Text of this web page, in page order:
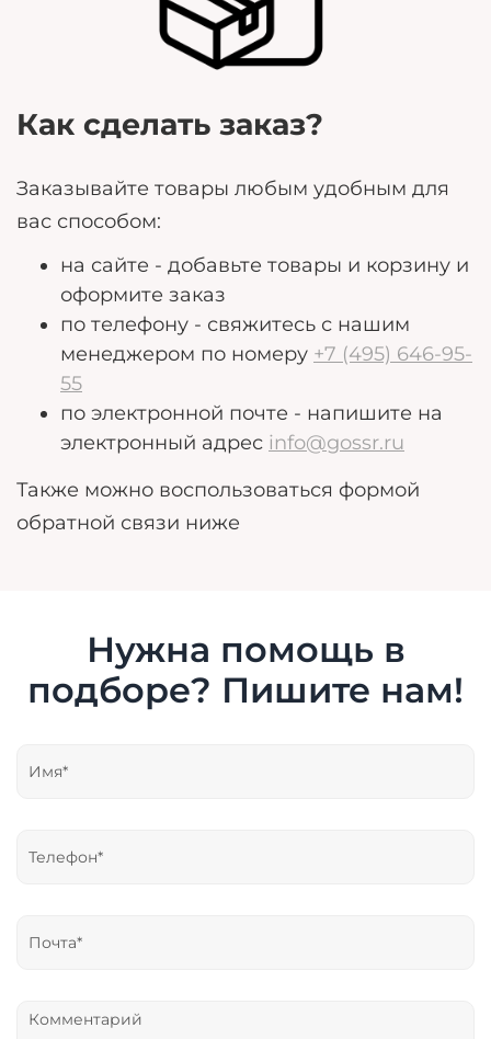
потребности.
Как сделать заказ?
Заказывайте товары любым удобным для
вас способом:
на сайте - добавьте товары и корзину и
оформите заказ
по телефону - свяжитесь с нашим
менеджером по номеру +7 (495) 646-95-
55
по электронной почте - напишите на
электронный адрес info@gossr.ru
Также можно воспользоваться формой
обратной связи ниже
Нужна помощь в
подборе? Пишите нам!